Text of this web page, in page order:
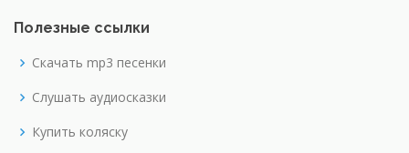
Полезные ссылки
Скачать mp3 песенки
Слушать аудиосказки
Купить коляску